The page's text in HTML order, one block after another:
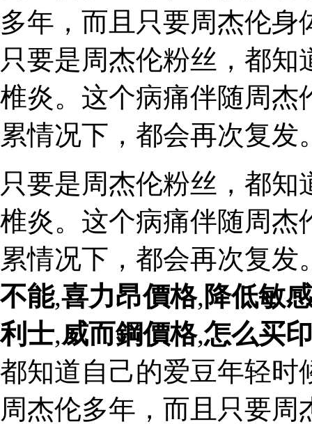
多年，而且只要周杰伦
只要是周杰伦粉丝，都
椎炎。这个病痛伴随周杰
累情况下，都会再次复发
只要是周杰伦粉丝，都
椎炎。这个病痛伴随周杰
累情况下，都会再次复发
不能,喜力昂價格, 降低敏
利士,威而鋼價格,怎么买
都知道自己的爱豆年轻时
周杰伦多年，而且只要